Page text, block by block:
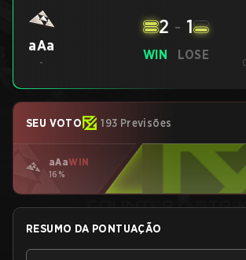
aAa
-
WIN
2 - 1
LOSE
SEU VOTO 193 Previsões
aAaWIN
16%
RESUMO DA PONTUAÇÃO